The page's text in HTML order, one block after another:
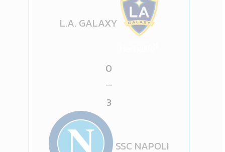
L.A. GALAXY
0
—
3
SSC NAPOLI